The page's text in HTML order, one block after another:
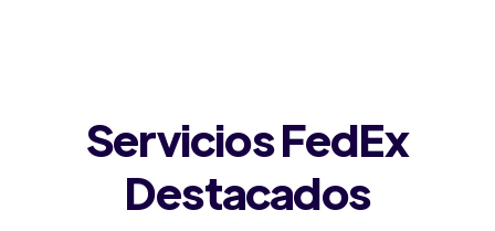
Servicios FedEx
Destacados